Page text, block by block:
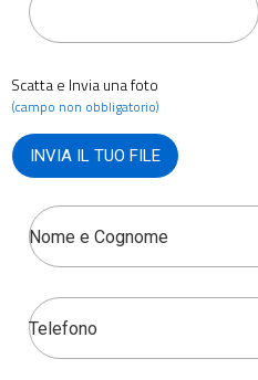
Scatta e Invia una foto
(campo non obbligatorio)
INVIA IL TUO FILE